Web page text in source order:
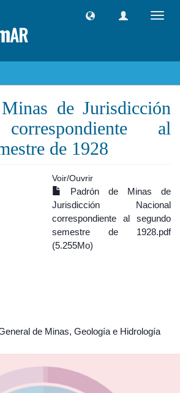
de Jurisdicción
al
de 1928
Voir/Ouvrir
Padrón de Minas de
Jurisdicción Nacional
correspondiente al segundo
semestre de 1928.pdf
(5.255Mo)
de Minas, Geología e Hidrología